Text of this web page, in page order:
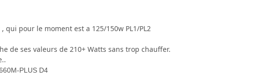
qui pour le moment est a 125/150w PL1/PL2
de ses valeurs de 210+ Watts sans trop chauffer.
PLUS D4